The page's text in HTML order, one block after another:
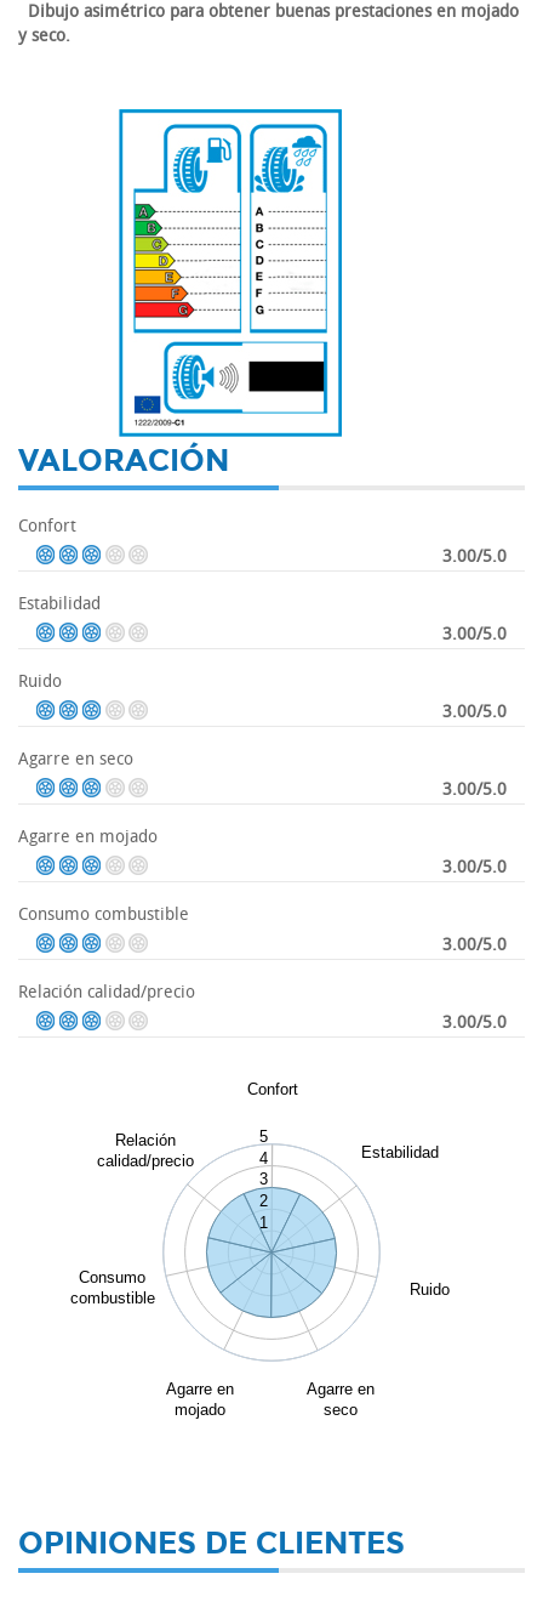
Dibujo asimétrico para obtener buenas prestaciones en mojado
y seco.
VALORACIÓN
Confort
3.00/5.0
Estabilidad
3.00/5.0
Ruido
3.00/5.0
Agarre en seco
3.00/5.0
Agarre en mojado
3.00/5.0
Consumo combustible
3.00/5.0
Relación calidad/precio
3.00/5.0
Confort
Estabilidad
Ruido
Agarre en
seco
Agarre en
mojado
Consumo
combustible
Relación
calidad/precio
1
2
3
4
5
OPINIONES DE CLIENTES